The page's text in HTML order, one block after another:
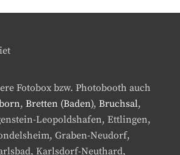
Fotobox bzw. Photobooth auch
, Bretten (Baden), Bruchsal,
Leopoldshafen, Ettlingen,
Graben-Neudorf,
Karlsdorf-Neuthard,